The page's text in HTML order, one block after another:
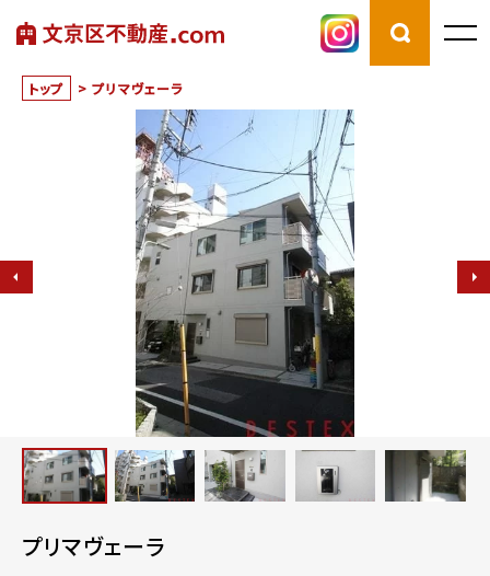
トップ > プリマヴェーラ
プリマヴェーラ